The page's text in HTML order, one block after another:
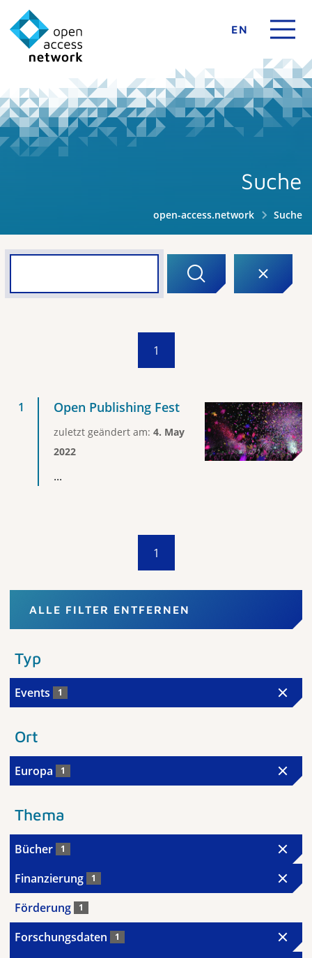
EN
Suche
open-access.network Suche
1
Open Publishing Fest
zuletzt geändert am: 4. May
2022
...
1
ALLE FILTER ENTFERNEN
Typ
Events 1
Ort
Europa 1
Thema
Bücher 1
Finanzierung 1
Förderung 1
Forschungsdaten 1